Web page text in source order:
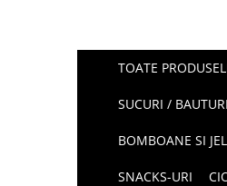
TOATE
SUCURI / BAUTURI
BOMBOANE SI
SNACKS-URI